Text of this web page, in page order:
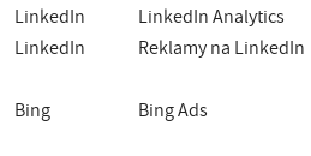
LinkedIn
LinkedIn Analytics
LinkedIn
Reklamy na LinkedIn
Bing
Bing Ads